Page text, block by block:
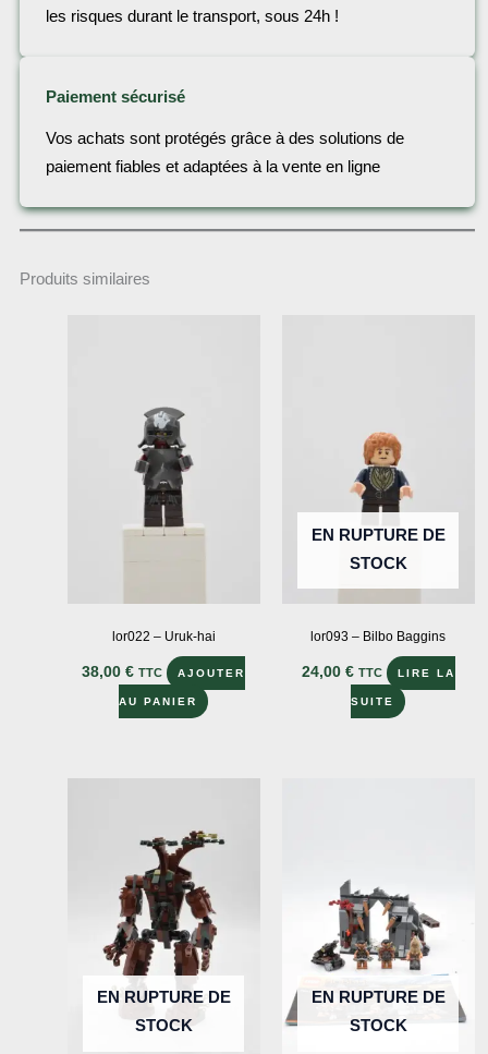
les risques durant le transport, sous 24h !
Paiement sécurisé
Vos achats sont protégés grâce à des solutions de
paiement fiables et adaptées à la vente en ligne
Produits similaires
lor022 – Uruk-hai
38,00€ TTC AJOUTER
AU PANIER
EN RUPTURE DE
STOCK
lor093 – Bilbo Baggins
24,00 € TTC LIRE LA
SUITE
EN RUPTURE DE
STOCK
EN RUPTURE DE
STOCK